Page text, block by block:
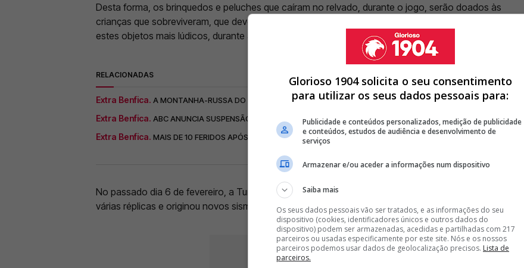
Desta forma, os brinquedos e peluches que caíram no relvado, durante o jogo, serão doados às
crianças que sobreviveram, que deverão ter ficado sem os seus pertences pessoais e sem
estes objetos mais lúdicos, durante a tragédia.
RELACIONADAS
Extra Benfica. A MONTANHA-RUSSA DO BENFICA: DO DESPEDIMENTO DE LAGE AO REGRESSO DE MOURINHO
Extra Benfica. ABC ANUNCIA SUSPENSÃO DE JIMMY KIMMEL APÓS COMENTÁRIOS EM DIRETO
Extra Benfica. MAIS DE 10 FERIDOS APÓS COLISÃO ENTRE DOIS COMBOIOS NO ALGARVE
< >
No passado dia 6 de fevereiro, a Turquia e a Síria foram abaladas por um sismo — que já teve
várias réplicas e originou novos sismos — havendo mais de 50 mil vítimas mortais.
Glorioso 1904 solicita o seu consentimento
para utilizar os seus dados pessoais para:
Publicidade e conteúdos personalizados, medição de publicidade
e conteúdos, estudos de audiência e desenvolvimento de
serviços
Armazenar e/ou aceder a informações num dispositivo
Saiba mais
Os seus dados pessoais vão ser tratados, e as informações do seu
dispositivo (cookies, identificadores únicos e outros dados do
dispositivo) podem ser armazenadas, acedidas e partilhadas com 217
parceiros ou usadas especificamente por este site. Nós e os nossos
parceiros podemos usar dados de geolocalização precisos. Lista de
parceiros.